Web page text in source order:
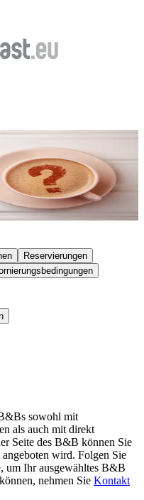
auf
Reservierungen
sowohl mit
als auch mit direkt
Seite des B&B können Sie
wird. Folgen Sie
um Ihr ausgewähltes B&B
nehmen Sie Kontakt